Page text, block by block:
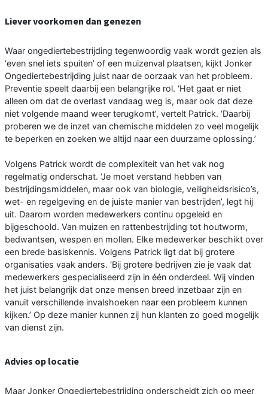
Liever voorkomen dan genezen
Waar ongediertebestrijding tegenwoordig vaak wordt gezien als
‘even snel iets spuiten’ of een muizenval plaatsen, kijkt Jonker
Ongediertebestrijding juist naar de oorzaak van het probleem.
Preventie speelt daarbij een belangrijke rol. ‘Het gaat er niet
alleen om dat de overlast vandaag weg is, maar ook dat deze
niet volgende maand weer terugkomt’, vertelt Patrick. ‘Daarbij
proberen we de inzet van chemische middelen zo veel mogelijk
te beperken en zoeken we altijd naar een duurzame oplossing.’
Volgens Patrick wordt de complexiteit van het vak nog
regelmatig onderschat. ‘Je moet verstand hebben van
bestrijdingsmiddelen, maar ook van biologie, veiligheidsrisico’s,
wet- en regelgeving en de juiste manier van bestrijden’, legt hij
uit. Daarom worden medewerkers continu opgeleid en
bijgeschoold. Van muizen en rattenbestrijding tot houtworm,
bedwantsen, wespen en mollen. Elke medewerker beschikt over
een brede basiskennis. Volgens Patrick ligt dat bij grotere
organisaties vaak anders. ‘Bij grotere bedrijven zie je vaak dat
medewerkers gespecialiseerd zijn in één onderdeel. Wij vinden
het juist belangrijk dat onze mensen breed inzetbaar zijn en
vanuit verschillende invalshoeken naar een probleem kunnen
kijken.’ Op deze manier kunnen zij hun klanten zo goed mogelijk
van dienst zijn.
Advies op locatie
Maar Jonker Ongediertebestrijding onderscheidt zich op meer